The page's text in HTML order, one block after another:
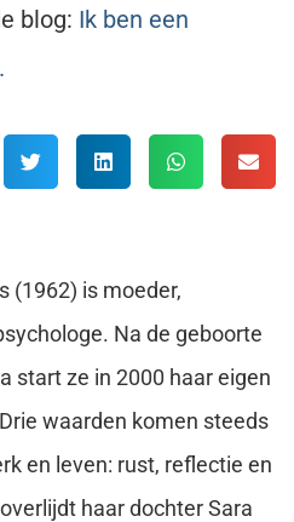
blog: Ik ben een
(1962) is moeder,
Na de geboorte
start ze in 2000 haar eigen
waarden komen steeds
en leven: rust, reflectie en
haar dochter Sara